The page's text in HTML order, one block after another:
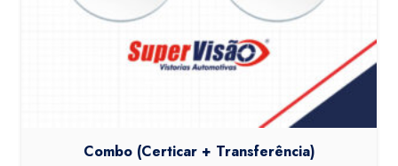
Combo (Certicar + Transferência)